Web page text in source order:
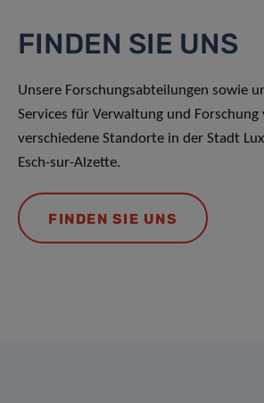
FINDEN SIE UNS
Unsere Forschungsabteilungen sowie
Services für Verwaltung und
verschiedene Standorte in der Stadt
Esch-sur-Alzette.
FINDEN SIE UNS